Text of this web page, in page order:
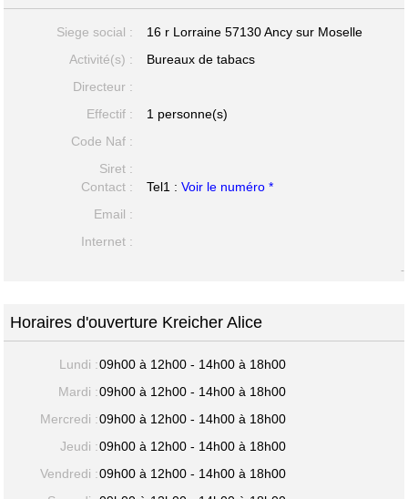
Siege social : 16 r Lorraine57130 Ancy sur Moselle
Activité(s) :
Bureaux de tabacs
Directeur :
Effectif :
1 personne(s)
Code Naf :
Siret :
Contact :
Tel1 :Voir le numéro *
Email :
Internet :
-
Horaires d'ouverture Kreicher Alice
Lundi :09h00 à 12h00 - 14h00 à 18h00
Mardi :09h00 à 12h00 - 14h00 à 18h00
Mercredi :09h00 à 12h00 - 14h00 à 18h00
Jeudi :09h00 à 12h00 - 14h00 à 18h00
Vendredi :09h00 à 12h00 - 14h00 à 18h00